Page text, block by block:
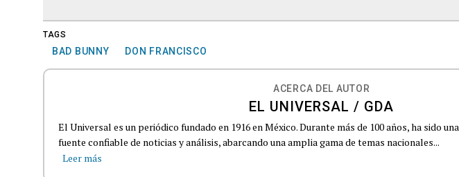
TAGS
BAD BUNNY DON FRANCISCO
ACERCA DEL AUTOR
EL UNIVERSAL / GDA
El Universal es un periódico fundado en 1916 en México. Durante más de 100 años, ha sido una
fuente confiable de noticias y análisis, abarcando una amplia gama de temas nacionales...
Leer más